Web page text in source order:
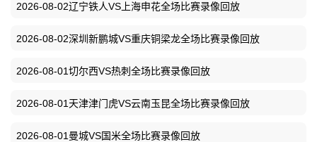
2026-08-02辽宁铁人VS上海申花全场比赛录像回放
2026-08-02深圳新鹏城VS重庆铜梁龙全场比赛录像回放
2026-08-01切尔西VS热刺全场比赛录像回放
2026-08-01天津津门虎VS云南玉昆全场比赛录像回放
2026-08-01曼城VS国米全场比赛录像回放